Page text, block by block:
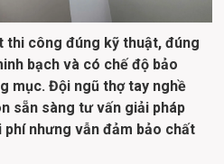
thi công đúng kỹ thuật, đúng
bạch và có chế độ bảo
mục. Đội ngũ thợ tay nghề
sẵn sàng tư vấn giải pháp
nhưng vẫn đảm bảo chất